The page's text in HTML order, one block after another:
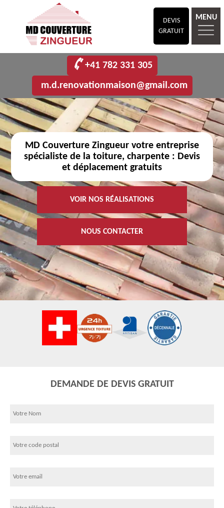
DEVIS
GRATUIT
MENU
+41 782 331 305
m.d.renovationmaison@gmail.com
MD Couverture Zingueur votre entreprise
spécialiste de la toiture, charpente : Devis
et déplacement gratuits
VOIR NOS RÉALISATIONS
NOUS CONTACTER
DEMANDE DE DEVIS GRATUIT